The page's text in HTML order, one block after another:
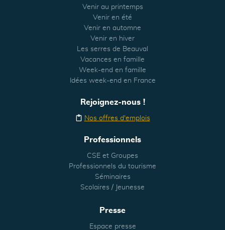
Venir au printemps
Venir en été
Venir en automne
Venir en hiver
Les serres de Beauval
Vacances en famille
Week-end en famille
Idées week-end en France
Rejoignez-nous !
Nos offres d'emplois
Professionnels
CSE et Groupes
Professionnels du tourisme
Séminaires
Scolaires / Jeunesse
Presse
Espace presse